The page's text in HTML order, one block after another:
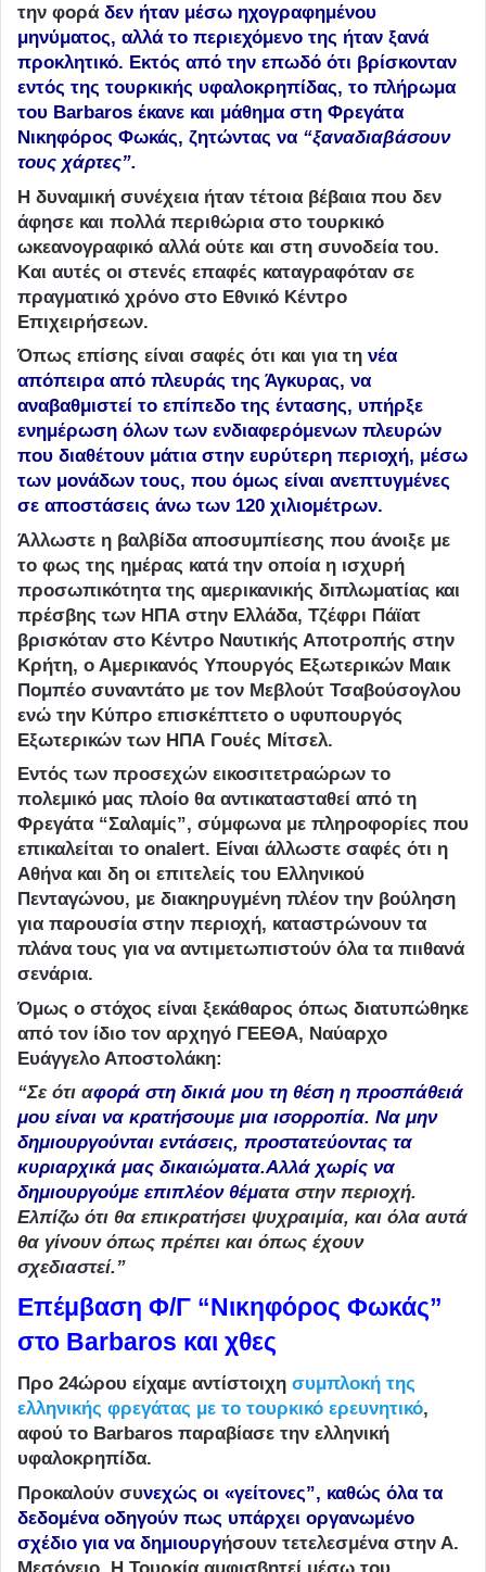
την φορά δεν ήταν μέσω ηχογραφημένου
μηνύματος, αλλά το περιεχόμενο της ήταν ξανά
προκλητικό. Εκτός από την επωδό ότι βρίσκονταν
εντός της τουρκικής υφαλοκρηπίδας, το πλήρωμα
του Barbaros έκανε και μάθημα στη Φρεγάτα
Νικηφόρος Φωκάς, ζητώντας να “ξαναδιαβάσουν
τους χάρτες”.
Η δυναμική συνέχεια ήταν τέτοια βέβαια που δεν
άφησε και πολλά περιθώρια στο τουρκικό
ωκεανογραφικό αλλά ούτε και στη συνοδεία του.
Και αυτές οι στενές επαφές καταγραφόταν σε
πραγματικό χρόνο στο Εθνικό Κέντρο
Επιχειρήσεων.
Όπως επίσης είναι σαφές ότι και για τη νέα
απόπειρα από πλευράς της Άγκυρας, να
αναβαθμιστεί το επίπεδο της έντασης, υπήρξε
ενημέρωση όλων των ενδιαφερόμενων πλευρών
που διαθέτουν μάτια στην ευρύτερη περιοχή, μέσω
των μονάδων τους, που όμως είναι ανεπτυγμένες
σε αποστάσεις άνω των 120 χιλιομέτρων.
Άλλωστε η βαλβίδα αποσυμπίεσης που άνοιξε με
το φως της ημέρας κατά την οποία η ισχυρή
προσωπικότητα της αμερικανικής διπλωματίας και
πρέσβης των ΗΠΑ στην Ελλάδα, Τζέφρι Πάϊατ
βρισκόταν στο Κέντρο Ναυτικής Αποτροπής στην
Κρήτη, ο Αμερικανός Υπουργός Εξωτερικών Μαικ
Πομπέο συναντάτο με τον Μεβλούτ Τσαβούσογλου
ενώ την Κύπρο επισκέπτετο ο υφυπουργός
Εξωτερικών των ΗΠΑ Γουές Μίτσελ.
Eντός των προσεχών εικοσιτετραώρων το
πολεμικό μας πλοίο θα αντικατασταθεί από τη
Φρεγάτα “Σαλαμίς”, σύμφωνα με πληροφορίες που
επικαλείται το onalert. Είναι άλλωστε σαφές ότι η
Αθήνα και δη οι επιτελείς του Ελληνικού
Πενταγώνου, με διακηρυγμένη πλέον την βούληση
για παρουσία στην περιοχή, καταστρώνουν τα
πλάνα τους για να αντιμετωπιστούν όλα τα πιιθανά
σενάρια.
Όμως ο στόχος είναι ξεκάθαρος όπως διατυπώθηκε
από τον ίδιο τον αρχηγό ΓΕΕΘΑ, Ναύαρχο
Ευάγγελο Αποστολάκη:
“Σε ότι αφορά στη δικιά μου τη θέση η προσπάθειά
μου είναι να κρατήσουμε μια ισορροπία. Να μην
δημιουργούνται εντάσεις, προστατεύοντας τα
κυριαρχικά μας δικαιώματα.Αλλά χωρίς να
δημιουργούμε επιπλέον θέματα στην περιοχή.
Ελπίζω ότι θα επικρατήσει ψυχραιμία, και όλα αυτά
θα γίνουν όπως πρέπει και όπως έχουν
σχεδιαστεί.”
Επέμβαση Φ/Γ “Νικηφόρος Φωκάς”
στο Barbaros και χθες
Προ 24ώρου είχαμε αντίστοιχη συμπλοκή της
ελληνικής φρεγάτας με το τουρκικό ερευνητικό,
αφού το Barbaros παραβίασε την ελληνική
υφαλοκρηπίδα.
Προκαλούν συνεχώς οι «γείτονες”, καθώς όλα τα
δεδομένα οδηγούν πως υπάρχει οργανωμένο
σχέδιο για να δημιουργήσουν τετελεσμένα στην Α.